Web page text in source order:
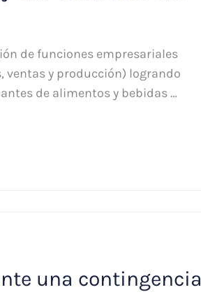
de funciones empresariales
ventas y producción) logrando
de alimentos y bebidas …
una contingencia